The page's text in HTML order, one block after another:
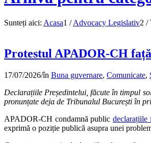
Sunteți aici: Acasa1 / Advocacy Legislativ2 /
Protestul APADOR-CH
17/07/2026/în Buna guvernare, Comunicate,
Declarațiile Președintelui, făcute în timpul
pronunțate deja de Tribunalul București în
APADOR-CH condamnă public declarațiile
exprimă o poziție publică asupra unei